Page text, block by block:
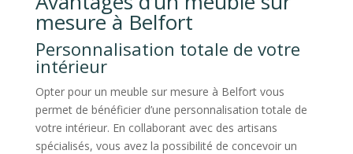
mesure à Belfort
Personnalisation totale de votre
intérieur
Opter pour un meuble sur mesure à Belfort vous
permet de bénéficier d’une personnalisation totale de
votre intérieur. En collaborant avec des artisans
spécialisés, vous avez la possibilité de concevoir un